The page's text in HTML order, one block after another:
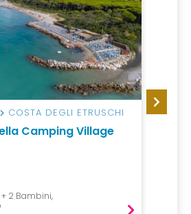
COSTA DEGLI ETRUSCHI
Camping Village
+ 2 Bambini,